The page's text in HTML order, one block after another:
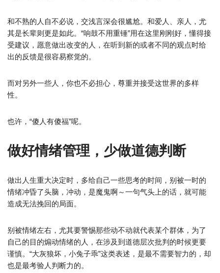
和不熟的人自不必说，交浅言深会很尴尬。和爱人、亲人，尤
其是长辈则更是如此。“响鼓不用重锤”用在这里刚刚好，懂得接
受建议，愿意做出改变的人，在听到新的或者不同的观点时给
出的反馈是很容易察觉的。
而对另外一些人，你也不必担心，尊重并接受这世界的多样
性。
也许，“傻人有傻福”呢。
做好情绪管理，少做道德判断
做出人生重大决定时，多给自己一些思考的时间，别被一时的
情绪冲昏了头脑，冲动，是魔鬼啊～一句气头上的话，就可能
造成无法挽回的局面。
别被情绪左右，尤其要警惕那些动不动就代表某个群体，为了
自己的目的煽动情绪的人，在涉及到道德层次批判的时候更要
谨慎。“大灰狼坏，小兔子乖”这类表述，是最不需要智力的，却
也是最考验人判断力的。